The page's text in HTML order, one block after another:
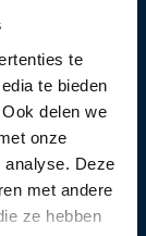
te
te bieden
delen we
onze
analyse. Deze
met andere
ze hebben
rozpoczęcia
po